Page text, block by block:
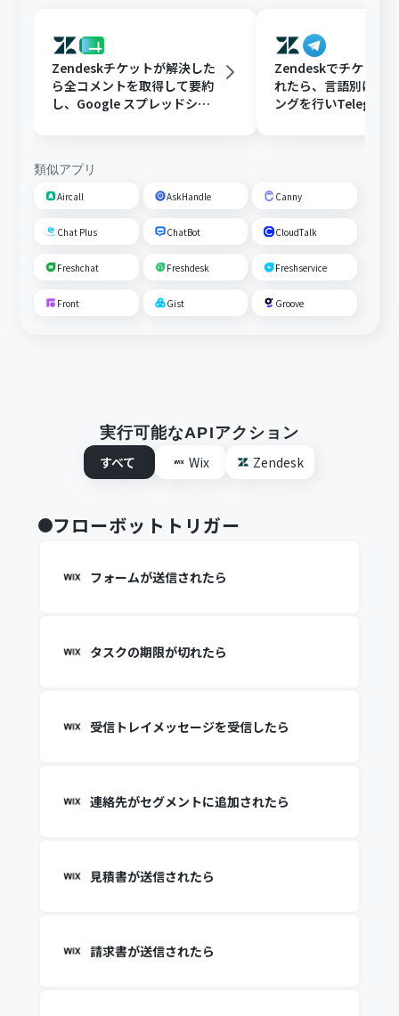
Zendeskチケットが解決した
ら全コメントを取得して要約
し、Google スプレッドシー
Zendeskでチケット
れたら、言語別にフ
ングを行いTelegram
類似アプリ
Aircall AskHandle Canny
Chat Plus ChatBot CloudTalk
Freshchat Freshdesk Freshservice
Front Gist Groove
実行可能なAPIアクション
すべて
Wix Zendesk
フローボットトリガー
フォームが送信されたら
タスクの期限が切れたら
受信トレイメッセージを受信したら
連絡先がセグメントに追加されたら
見積書が送信されたら
請求書が送信されたら